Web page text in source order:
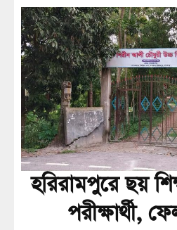
হরিরামপুরে ছয়
পরীক্ষার্থী,